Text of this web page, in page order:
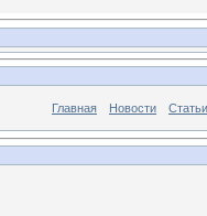
Главная Новости Статьи